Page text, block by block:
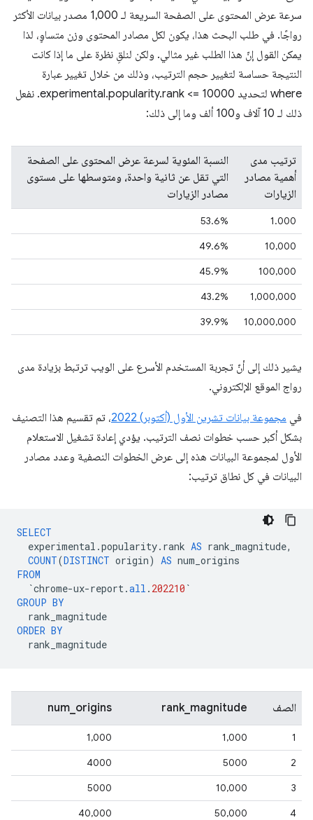
سرعة عرض المحتوى على الصفحة السريعة لـ 1,000 مصدر بيانات الأكثر
رواجًا. في طلب البحث هذا، يكون لكل مصادر المحتوى وزن متساوٍ، لذا
يمكن القول إنّ هذا الطلب غير مثالي. ولكن لنلقِ نظرة على ما إذا كانت
النتيجة حساسة لتغيير حجم الترتيب، وذلك من خلال تغيير عبارة
where لتحديد experimental.popularity.rank <= 10000. نفعل
ذلك لـ 10 آلاف و100 ألف وما إلى ذلك:
ترتيب مدى
أهمية مصادر
الزيارات
النسبة المئوية لسرعة عرض المحتوى على الصفحة
التي تقل عن ثانية واحدة، ومتوسطها على مستوى
مصادر الزيارات
1.000
53.6%
10,000
49.6%
100,000
45.9%
1,000,000
43.2%
10,000,000
39.9%
يشير ذلك إلى أنّ تجربة المستخدم الأسرع على الويب ترتبط بزيادة مدى
رواج الموقع الإلكتروني.
في مجموعة بيانات تشرين الأول (أكتوبر) 2022
، تم تقسيم هذا التصنيف
بشكل أكبر حسب خطوات نصف الترتيب. يؤدي إعادة تشغيل الاستعلام
الأول لمجموعة البيانات هذه إلى عرض الخطوات النصفية وعدد مصادر
البيانات في كل نطاق ترتيب:
SELECT
experimental .popularity. rank AS rank_magnitude,
COUNT(DISTINCT origin) AS num_origins
FROM
`chrome-ux-report.all . 202210 `
GROUP BY
rank_magnitude
ORDER BY
rank_magnitude
الصف rank_magnitude
num_origins
1
1,000
1,000
2
5000
4000
3
10,000
5000
4
50,000
40,000